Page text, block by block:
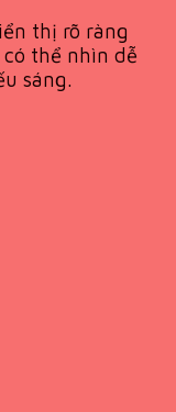
thị rõ ràng
thể nhìn dễ
sáng.